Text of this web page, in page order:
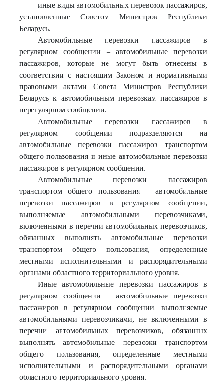
иные виды автомобильных перевозок пассажиров,
установленные Советом Министров Республики
Беларусь.
Автомобильные перевозки пассажиров в
регулярном сообщении – автомобильные перевозки
пассажиров, которые не могут быть отнесены в
соответствии с настоящим Законом и нормативными
правовыми актами Совета Министров Республики
Беларусь к автомобильным перевозкам пассажиров в
нерегулярном сообщении.
Автомобильные перевозки пассажиров в
регулярном сообщении подразделяются на
автомобильные перевозки пассажиров транспортом
общего пользования и иные автомобильные перевозки
пассажиров в регулярном сообщении.
Автомобильные перевозки пассажиров
транспортом общего пользования – автомобильные
перевозки пассажиров в регулярном сообщении,
выполняемые автомобильными перевозчиками,
включенными в перечни автомобильных перевозчиков,
обязанных выполнять автомобильные перевозки
транспортом общего пользования, определенные
местными исполнительными и распорядительными
органами областного территориального уровня.
Иные автомобильные перевозки пассажиров в
регулярном сообщении – автомобильные перевозки
пассажиров в регулярном сообщении, выполняемые
автомобильными перевозчиками, не включенными в
перечни автомобильных перевозчиков, обязанных
выполнять автомобильные перевозки транспортом
общего пользования, определенные местными
исполнительными и распорядительными органами
областного территориального уровня.